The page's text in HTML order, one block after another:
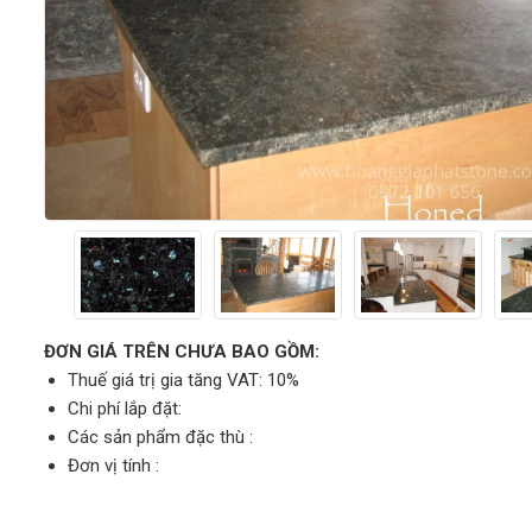
ĐƠN GIÁ TRÊN CHƯA BAO GỒM:
Thuế giá trị gia tăng VAT: 10%
Chi phí lắp đặt:
Các sản phẩm đặc thù :
Đơn vị tính :